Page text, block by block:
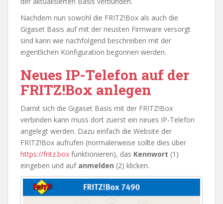
Nachdem nun sowohl die FRITZ!Box als auch die
Gigaset Basis auf mit der neusten Firmware versorgt
sind kann wie nachfolgend beschreiben mit der
eigentlichen Konfiguration begonnen werden.
Neues IP-Telefon auf der
FRITZ!Box anlegen
Damit sich die Gigaset Basis mit der FRITZ!Box
verbinden kann muss dort zuerst ein neues IP-Telefon
angelegt werden. Dazu einfach die Website der
FRITZ!Box aufrufen (normalerweise sollte dies über
https://fritz.box funktionieren), das Kennwort (1)
eingeben und auf anmelden (2) klicken.